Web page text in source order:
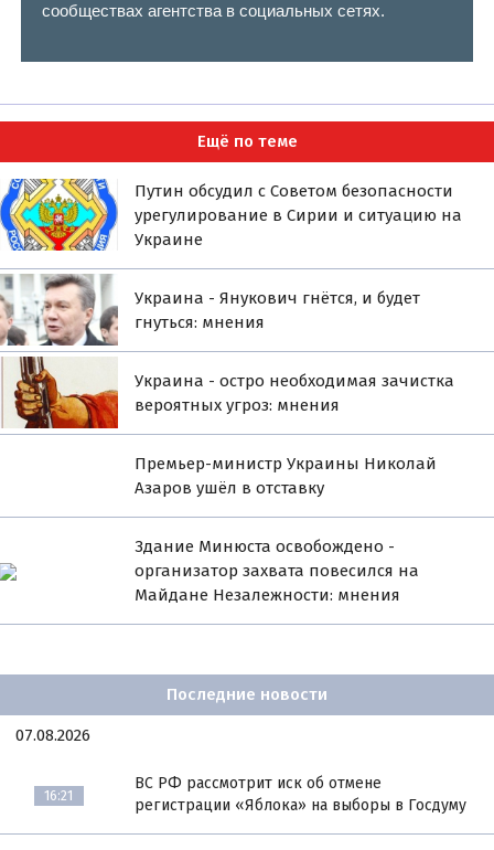
сообществах агентства в социальных сетях.
Ещё по теме
Путин обсудил с Советом безопасности
урегулирование в Сирии и ситуацию на
Украине
Украина - Янукович гнётся, и будет
гнуться: мнения
Украина - остро необходимая зачистка
вероятных угроз: мнения
Премьер-министр Украины Николай
Азаров ушёл в отставку
Здание Минюста освобождено -
организатор захвата повесился на
Майдане Незалежности: мнения
Последние новости
07.08.2026
16:21
ВС РФ рассмотрит иск об отмене
регистрации «Яблока» на выборы в Госдуму